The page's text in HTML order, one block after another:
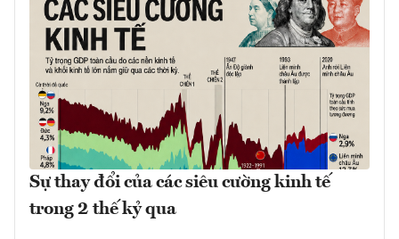
Sự thay đổi của các siêu cường kinh tế
trong 2 thế kỷ qua